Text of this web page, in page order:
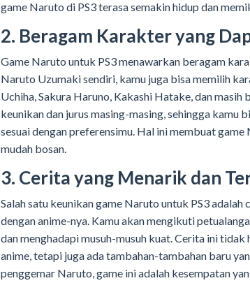
game Naruto di PS3 terasa semakin hidup dan
2. Beragam Karakter yang
Game Naruto untuk PS3 menawarkan beragam
Naruto Uzumaki sendiri, kamu juga bisa memilih
Uchiha, Sakura Haruno, Kakashi Hatake, dan
keunikan dan jurus masing-masing, sehingga kamu
sesuai dengan preferensimu. Hal ini membuat
mudah bosan.
3. Cerita yang Menarik dan
Salah satu keunikan game Naruto untuk PS3
dengan anime-nya. Kamu akan mengikuti
dan menghadapi musuh-musuh kuat. Cerita ini
anime, tetapi juga ada tambahan-tambahan baru
penggemar Naruto, game ini adalah kesempatan